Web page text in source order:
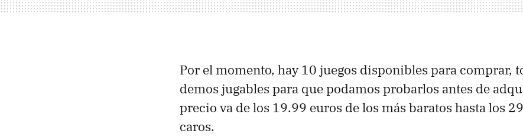
Por el momento, hay 10 juegos disponibles para comprar,
demos jugables para que podamos probarlos antes de
precio va de los 19.99 euros de los más baratos hasta los
caros.